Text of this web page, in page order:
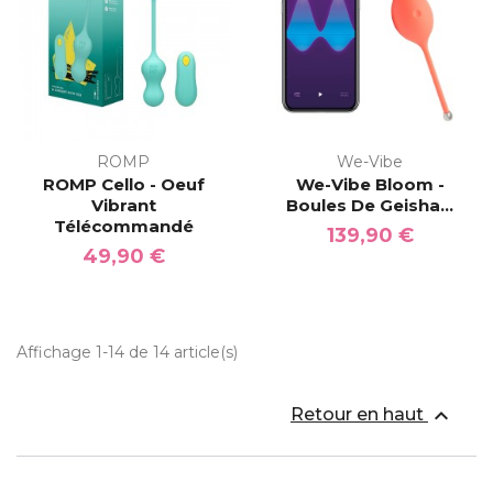
ROMP
ROMP Cello - Oeuf
Vibrant
Télécommandé
49,90 €
We-Vibe
We-Vibe Bloom -
Boules De Geisha...
139,90 €
Affichage 1-14 de 14 article(s)
Retour en haut 